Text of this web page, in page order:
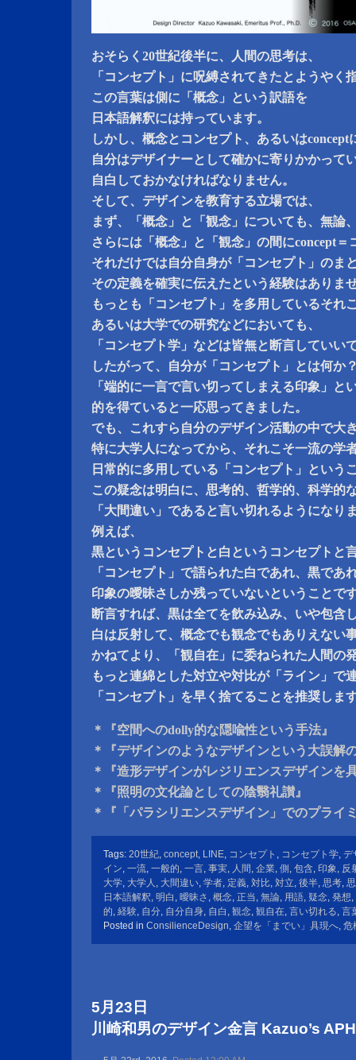
おそらく20世紀後半に、人間の思考は、
「コンセプト」に呪縛されてきたとようやく
この言葉は側に「概念」という訳語を
日本語解釈には持っています。
しかし、概念とコンセプト、あるいはconcept
自分はデザイナーとして確かに寄りかかって
自白しておかなければなりません。
そして、デザインを教育する立場では、
まず、「概念」と「観念」についても、無論
さらには「概念」と「観念」の間にconcept
それだけでは自分自身が「コンセプト」のま
その定義を確実に伝えたという経験はありま
もっとも「コンセプト」を多用しているそれ
あるいは大学での研究などにおいても、
「コンセプト学」などは皆無と断言していい
したがって、自分が「コンセプト」とは何か
「端的に一言で言い切ってしまえる印象」と
的を得ていると一応思ってきました。
でも、これすら自分のデザイン活動の中で大
特に大学人になってから、それこそ一流の学
日常的に多用している「コンセプト」という
この疑念は明白に、思考的、哲学的、科学的
「大間違い」であると言い切れるようになり
例えば、
黒というコンセプトと白というコンセプトと
「コンセプト」で語られた白であれ、黒であ
印象の曖昧さしか残っていないということで
断言すれば、黒は全てを飲み込み、いや包含
白は反射して、概念でも観念でもありえない
かねてより、「観自在」に委ねられた人間の
もっと連綿とした対立や対比が「ライン」で
「コンセプト」を早く捨てることを推奨しま
＊『空間へのdolly的な隠喩性という手法』
＊『デザインのようなデザインという大誤解
＊『造形デザインがレジリエンスデザインを
＊『照明の文化論としての陰翳礼讃』
＊『「パラシリエンスデザイン」でのプライ
Tags: 20世紀, concept, LINE, コンセプト , コンセプト学, デ
イン, 一流, 一般的, 一言, 事実, 人間 , 企業, 側 , 包含, 印象, 反
大学, 大学人 , 大間違い, 学者, 定義, 対比, 対立, 後半, 思考,
日本語解釈, 明白 , 曖昧さ , 概念, 正当, 無論, 用語, 疑念, 発想,
的, 経験, 自分, 自分自身, 自白 , 観念, 観自在, 言い切れる, 言
Posted in ConsilienceDesign, 企望を「までい」具現へ, 危
5月23日
川崎和男のデザイン金言 Kazuo’s